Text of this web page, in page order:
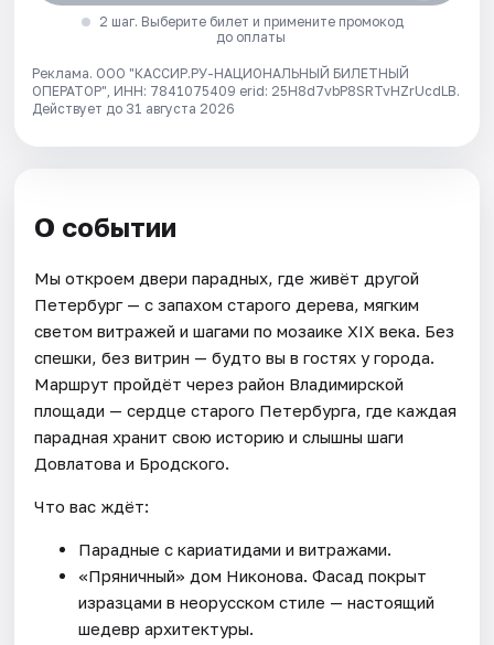
2 шаг. Выберите билет и примените промокод
до оплаты
Реклама. ООО "КАССИР.РУ-НАЦИОНАЛЬНЫЙ БИЛЕТНЫЙ
ОПЕРАТОР", ИНН: 7841075409 erid: 25H8d7vbP8SRTvHZrUcdLB.
Действует до 31 августа 2026
О событии
Мы откроем двери парадных, где живёт другой
Петербург — с запахом старого дерева, мягким
светом витражей и шагами по мозаике XIX века. Без
спешки, без витрин — будто вы в гостях у города.
Маршрут пройдёт через район Владимирской
площади — сердце старого Петербурга, где каждая
парадная хранит свою историю и слышны шаги
Довлатова и Бродского.
Что вас ждёт:
Парадные с кариатидами и витражами.
«Пряничный» дом Никонова. Фасад покрыт
изразцами в неорусском стиле — настоящий
шедевр архитектуры.